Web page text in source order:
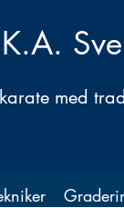
med